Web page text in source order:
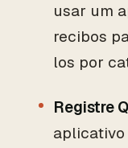
usar um
recibos
los por
Registre
aplicativo